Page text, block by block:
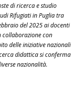
di ricerca e studio
Rifugiati in Puglia tra
del 2025 ai docenti
collaborazione con
delle iniziative nazionali
didattica si conferma
nazionalità.